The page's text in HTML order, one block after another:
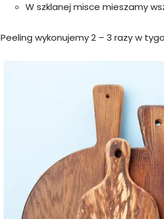
W szklanej misce mieszamy
Peeling wykonujemy 2 – 3 razy w